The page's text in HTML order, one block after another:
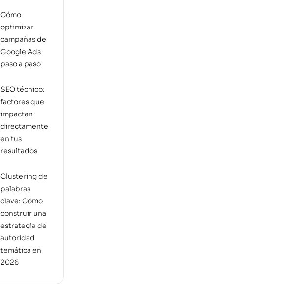
Cómo
optimizar
campañas de
Google Ads
paso a paso
SEO técnico:
factores que
impactan
directamente
en tus
resultados
Clustering de
palabras
clave: Cómo
construir una
estrategia de
autoridad
temática en
2026